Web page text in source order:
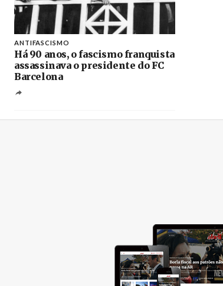
ANTIFASCISMO
Há 90 anos, o fascismo franquista
assassinava o presidente do FC
Barcelona